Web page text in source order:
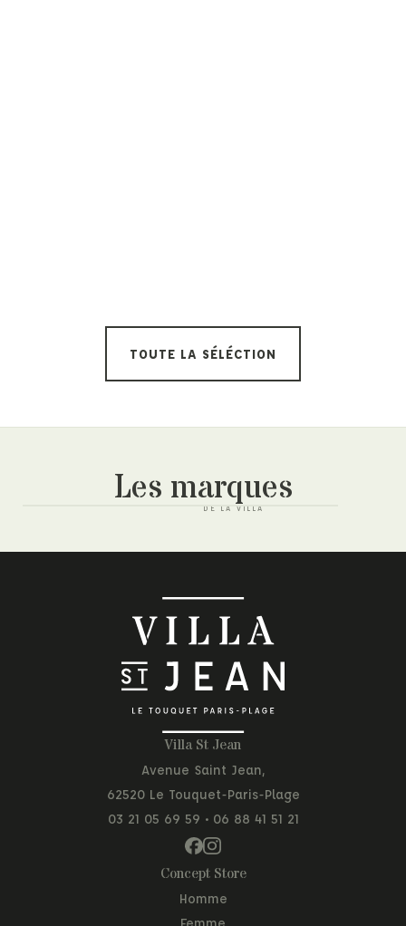
TOUTE LA SÉLÉCTION
Les marques
Villa St Jean
Avenue Saint Jean,
62520 Le Touquet-Paris-Plage
03 21 05 69 59 • 06 88 41 51 21
Concept Store
Homme